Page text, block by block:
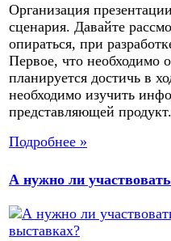
Организация
сценария. Давайте
опираться, при
Первое, что необходимо
планируется достичь в
необходимо изучить
представляющей
Подробнее »
А нужно ли